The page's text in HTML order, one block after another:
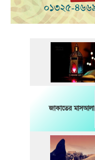
জাকাতের মাসআলা